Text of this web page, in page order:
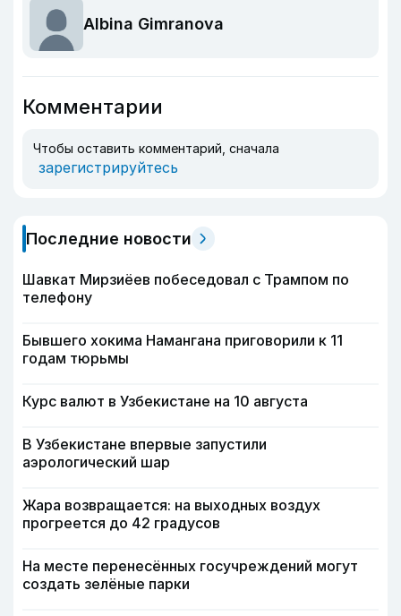
Albina Gimranova
Комментарии
Чтобы оставить комментарий, сначала
зарегистрируйтесь
Последние новости
Шавкат Мирзиёев побеседовал с Трампом по
телефону
Бывшего хокима Намангана приговорили к 11
годам тюрьмы
Курс валют в Узбекистане на 10 августа
В Узбекистане впервые запустили
аэрологический шар
Жара возвращается: на выходных воздух
прогреется до 42 градусов
На месте перенесённых госучреждений могут
создать зелёные парки